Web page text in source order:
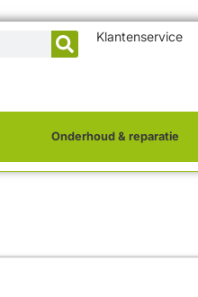
Klantenservice
Onderhoud & reparatie